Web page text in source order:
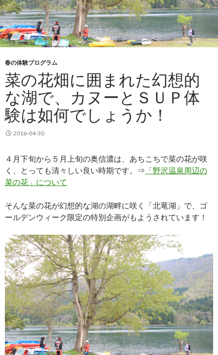
春の体験プログラム
菜の花畑に囲まれた幻想的
な湖で、カヌーとＳＵＰ体
験は如何でしょうか！
2016-04-30
４月下旬から５月上旬の奥信濃は、あちこちで菜の花が咲
く、とっても清々しい良い時期です。⇒ 「野沢温泉周辺の
菜の花」について
そんな菜の花が幻想的な湖の湖畔に咲く「北竜湖」で、ゴ
ールデンウィーク限定の特別企画がもようされています！